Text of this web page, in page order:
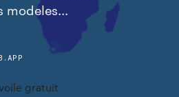
modeles...
gratuit